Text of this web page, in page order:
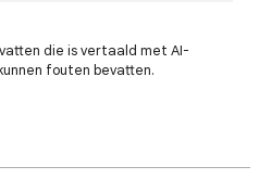
die is vertaald met AI-
fouten bevatten.